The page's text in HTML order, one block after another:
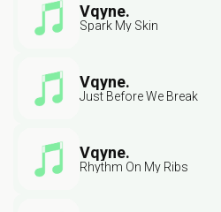
Vqyne.
Spark My Skin
Vqyne.
Just Before We Break
Vqyne.
Rhythm On My Ribs